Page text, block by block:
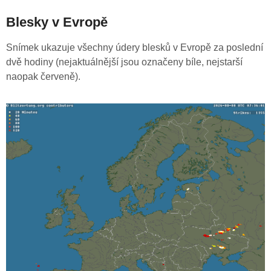
Blesky v Evropě
Snímek ukazuje všechny údery blesků v Evropě za poslední
dvě hodiny (nejaktuálnější jsou označeny bíle, nejstarší
naopak červeně).